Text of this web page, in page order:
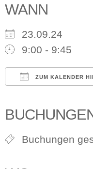
WANN
23.09.24
9:00 - 9:45
ZUM KALENDER
Buchungen